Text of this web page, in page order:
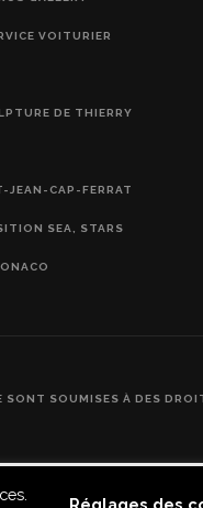
VOITURIER
DE THIERRY
JEAN-CAP-FERRAT
SEA, STARS
SOUMISES À DES
Réglages des